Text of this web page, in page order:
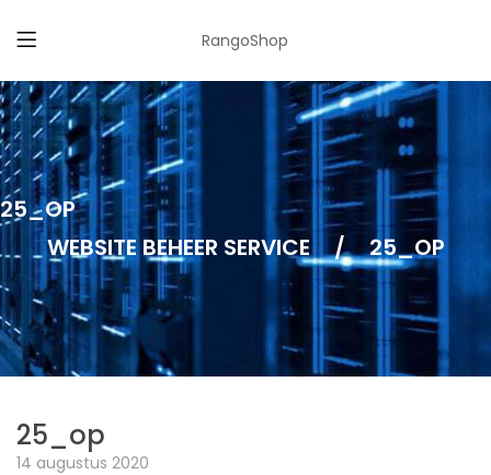
RangoShop
25_OP
WEBSITE BEHEER SERVICE
/ 25_OP
25_op
14 augustus 2020